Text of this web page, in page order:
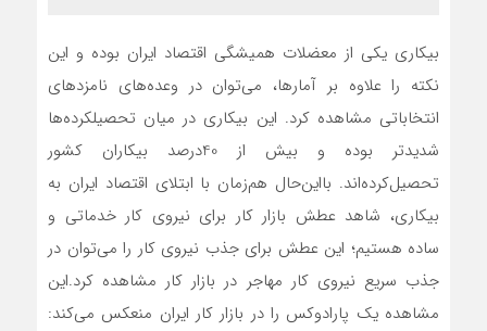
بیکاری یکی از معضلات همیشگی اقتصاد ایران بوده و این
نکته را علاوه بر آمارها، می‌توان در وعده‌های نامزدهای
انتخاباتی مشاهده کرد. این بیکاری در میان تحصیلکرده‌ها
شدیدتر بوده و بیش از 40درصد بیکاران کشور
تحصیل‌کرده‌اند. با‌این‌حال هم‌زمان با ابتلای اقتصاد ایران به
بیکاری، شاهد عطش بازار کار برای نیروی کار خدماتی و
ساده هستیم؛ این عطش برای جذب نیروی کار را می‌توان در
جذب سریع نیروی کار مهاجر در بازار کار مشاهده کرد.این
مشاهده یک پارادوکس را در بازار کار ایران منعکس می‌کند: